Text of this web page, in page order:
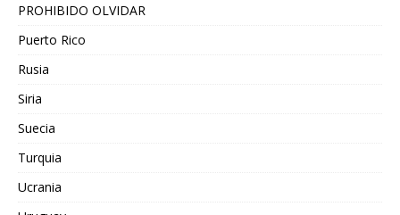
PROHIBIDO OLVIDAR
Puerto Rico
Rusia
Siria
Suecia
Turquia
Ucrania